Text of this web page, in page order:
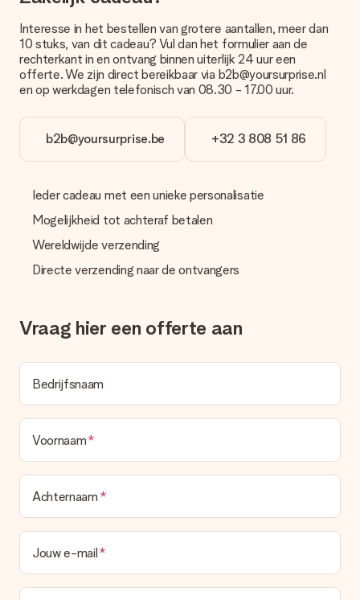
Betalen
Hoe kan ik mijn bestelling betalen?
Wij bieden de volgende betaalmethodes aan: iDeal, Paypal,
creditcard of handmatige overboeking. Hou bij handmatige
overboeking wel rekening met 3 dagen extra levertijd van je
cadeau.
Cadeau ontvangen
Wat als het cadeau toch niet helemaal naar mijn zin is?
We vinden het erg vervelend als je cadeau niet naar wens is
geleverd. Je kunt hiervoor contact opnemen met onze
passende oplossing.
Wordt de factuur met de bestelling meegestuurd?
deze ook altijd terugvinden in jouw MySurprise. Je kunt dus
gerust het cadeau gelijk bij de ontvanger laten afleveren, zo is
Interesse in het bestellen van grotere aantallen, meer dan
10 stuks, van dit cadeau? Vul dan het formulier aan de
rechterkant in en ontvang binnen uiterlijk 24 uur een
offerte. We zijn direct bereikbaar via b2b@yoursurprise.nl
en op werkdagen telefonisch van 08.30 - 17.00 uur.
b2b@yoursurprise.be +32 3 808 51 86
Ieder cadeau met een unieke personalisatie
Mogelijkheid tot achteraf betalen
Wereldwijde verzending
Directe verzending naar de ontvangers
Vraag hier een offerte aan
Bedrijfsnaam
Voornaam
Achternaam
Jouw e-mail